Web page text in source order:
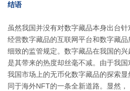
结语
虽然我国并没有对数字藏品本身出台
经营数字藏品的互联网平台和数字藏
细致的监管规定。数字藏品在我国的
是其带来的热度却丝毫不减。由于我国
我国市场上的无币化数字藏品的探索
同于海外NFT的一条全新道路。显然